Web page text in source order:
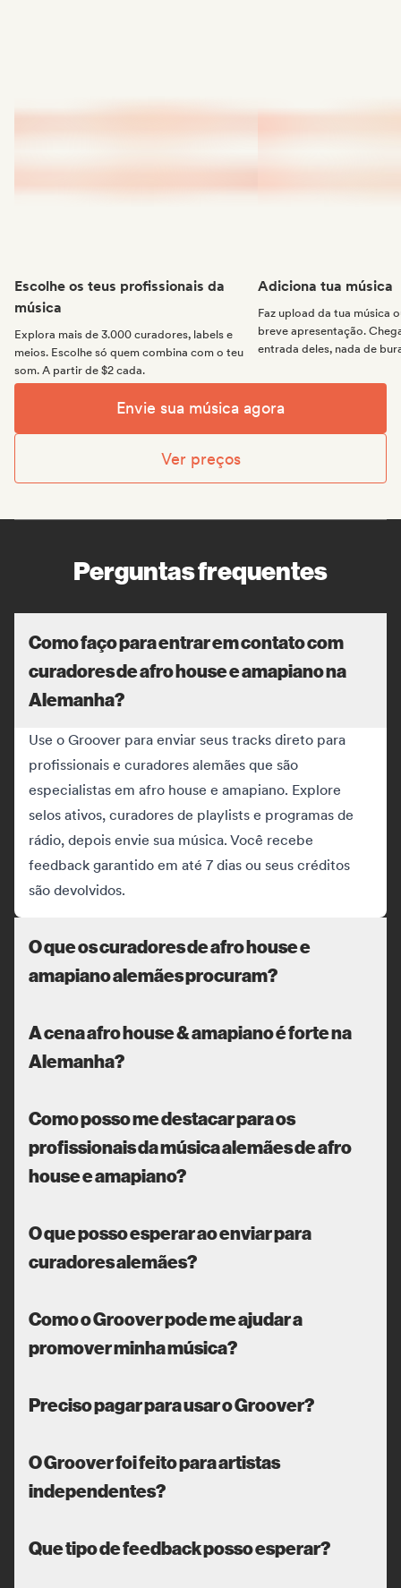
Escolhe os teus profissionais da
música
Explora mais de 3.000 curadores, labels e
meios. Escolhe só quem combina com o teu
som. A partir de $2 cada.
Adiciona tua música
Faz upload da tua música
breve apresentação.
entrada deles, nada de
Envie sua música agora
Ver preços
Perguntas frequentes
Como faço para entrar em contato com
curadores de afro house e amapiano na
Alemanha?
Use o Groover para enviar seus tracks direto para
profissionais e curadores alemães que são
especialistas em afro house e amapiano. Explore
selos ativos, curadores de playlists e programas de
rádio, depois envie sua música. Você recebe
feedback garantido em até 7 dias ou seus créditos
são devolvidos.
O que os curadores de afro house e
amapiano alemães procuram?
A cena afro house & amapiano é forte na
Alemanha?
Como posso me destacar para os
profissionais da música alemães de afro
house e amapiano?
O que posso esperar ao enviar para
curadores alemães?
Como o Groover pode me ajudar a
promover minha música?
Preciso pagar para usar o Groover?
O Groover foi feito para artistas
independentes?
Que tipo de feedback posso esperar?